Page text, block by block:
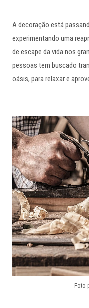
A decoração está
experimentando uma
de escape da vida nos
pessoas tem buscado
oásis, para relaxar e
Foto